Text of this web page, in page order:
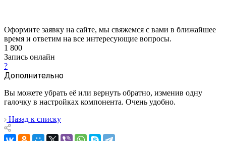
Оформите заявку на сайте, мы свяжемся с вами в ближайшее
время и ответим на все интересующие вопросы.
1 800
Запись онлайн
?
Дополнительно
Вы можете убрать её или вернуть обратно, изменив одну
галочку в настройках компонента. Очень удобно.
Назад к списку